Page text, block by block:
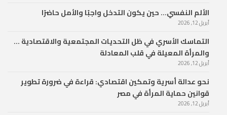
الألم النفسي… حين يكون التدخل واجبًا والأمل حاضرًا
أبريل 12, 2026
التماسك الأسري في ظل التحديات المجتمعية والاقتصادية …
والمرأة المعيلة في قلب المعادلة
أبريل 12, 2026
نحو عدالة أسرية وتمكين اقتصادي: قراءة في ضرورة تطوير
قوانين حماية المرأة في مصر
أبريل 12, 2026